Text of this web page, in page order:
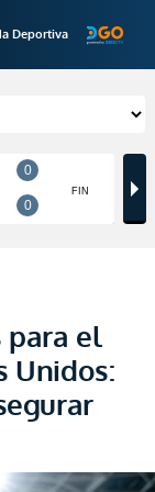
Deportiva
para el
Unidos: